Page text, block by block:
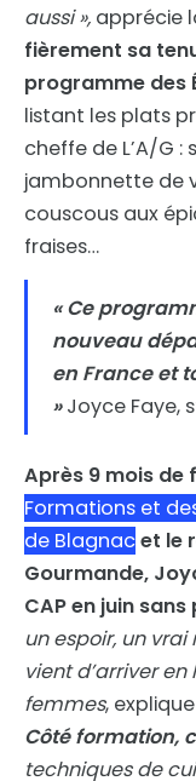
aussi », apprécie
fièrement sa
programme des
listant les plats
cheffe de L’A/G
jambonnette de
couscous aux
fraises…
« Ce
nouveau
en France et
» Joyce Faye,
Après 9 mois
Formations et
de Blagnacet le
Gourmande,
CAP en juin
un espoir, un
vient d’arriver
femmes,
Côté formation,
techniques de